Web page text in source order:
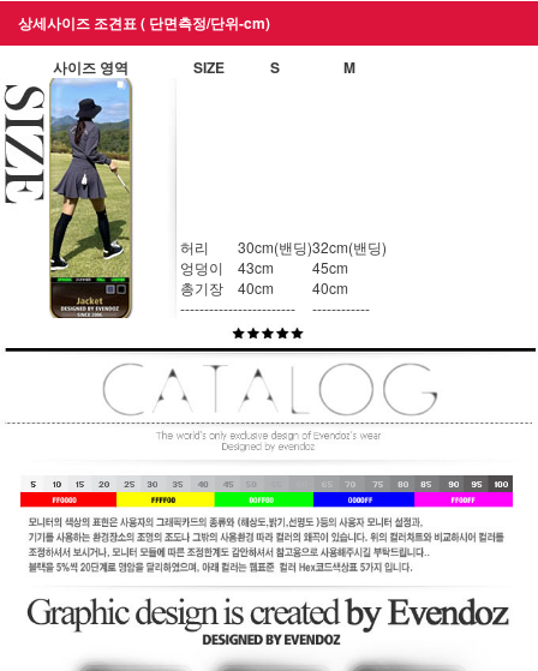
상세사이즈 조견표 ( 단면측정/단위-cm)
사이즈 영역 SIZE S M
허리 30cm(밴딩)32cm(밴딩)
엉덩이
43cm
45cm
총기장
40cm
40cm
------------------------ ------------